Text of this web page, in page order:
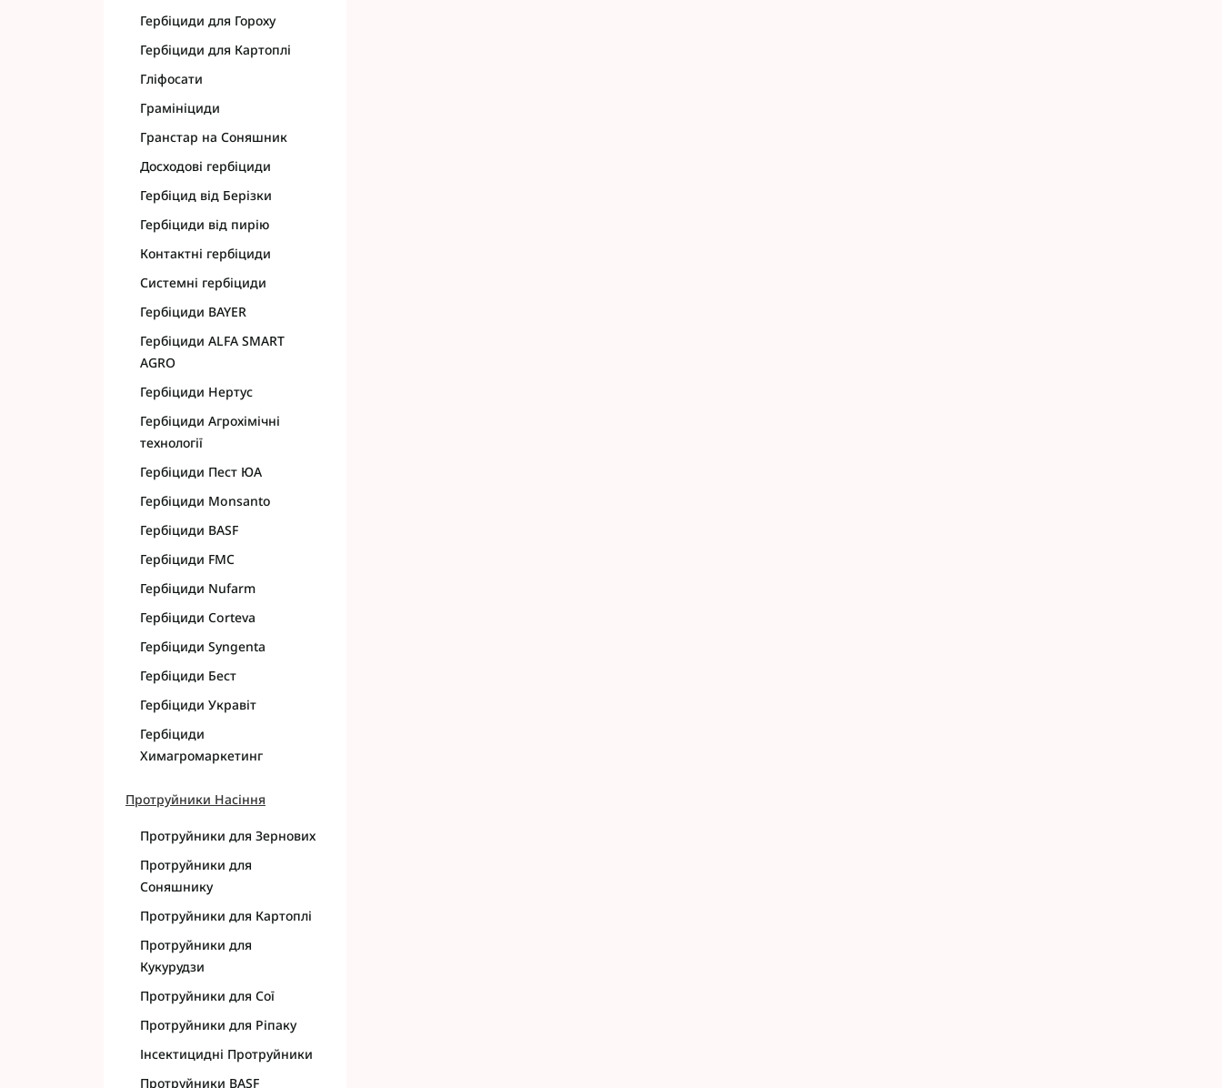
Гербіциди для Гороху
Гербіциди для Картоплі
Гліфосати
Грамініциди
Гранстар на Соняшник
Досходові гербіциди
Гербіцид від Берізки
Гербіциди від пирію
Контактні гербіциди
Системні гербіциди
Гербіциди BAYER
Гербіциди ALFA SMART
AGRO
Гербіциди Нертус
Гербіциди Агрохімічні
технології
Гербіциди Пест ЮА
Гербіциди Monsanto
Гербіциди BASF
Гербіциди FMC
Гербіциди Nufarm
Гербіциди Corteva
Гербіциди Syngenta
Гербіциди Бест
Гербіциди Укравіт
Гербіциди
Химагромаркетинг
Протруйники Насіння
Протруйники для Зернових
Протруйники для
Соняшнику
Протруйники для Картоплі
Протруйники для
Кукурудзи
Протруйники для Сої
Протруйники для Ріпаку
Інсектицидні Протруйники
Протруйники BASF